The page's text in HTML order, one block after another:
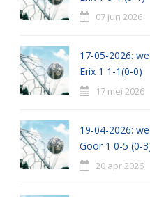
07 jun 2026
17-05-2026:
Erix 1 1-1(0-0)
17 mei 2026
19-04-2026:
Goor 1 0-5 (0-
20 apr 2026